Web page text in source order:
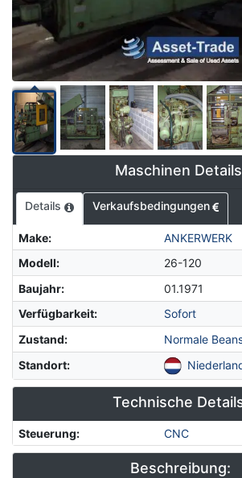
Maschinen
Details Verkaufsbedingungen
Make:
ANKERWERK
Modell:
26-120
Baujahr:
01.1971
Verfügbarkeit:
Sofort
Zustand:
Normale
Standort:
Technische
Steuerung: CNC
Beschreibung: